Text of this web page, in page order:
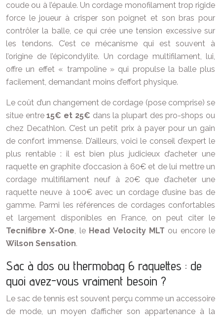
coude ou à l’épaule. Un cordage monofilament trop rigide
force le joueur à crisper son poignet et son bras pour
contrôler la balle, ce qui crée une tension excessive sur
les tendons. C’est ce mécanisme qui est souvent à
l’origine de l’épicondylite. Un cordage multifilament, lui,
offre un effet « trampoline » qui propulse la balle plus
facilement, demandant moins d’effort physique.
Le coût d’un changement de cordage (pose comprise) se
situe entre15€ et 25€ dans la plupart des pro-shops ou
chez Decathlon. C’est un petit prix à payer pour un gain
de confort immense. D’ailleurs, voici le conseil d’expert le
plus rentable : il est bien plus judicieux d’acheter une
raquette en graphite d’occasion à 60€ et de lui mettre un
cordage multifilament neuf à 20€ que d’acheter une
raquette neuve à 100€ avec un cordage d’usine bas de
gamme. Parmi les références de cordages confortables
et largement disponibles en France, on peut citer le
Tecnifibre X-One, le Head Velocity MLT ou encore le
Wilson Sensation.
Sac à dos ou thermobag 6 raquettes : de
quoi avez-vous vraiment besoin ?
Le sac de tennis est souvent perçu comme un accessoire
de mode, un moyen d’afficher son appartenance à la